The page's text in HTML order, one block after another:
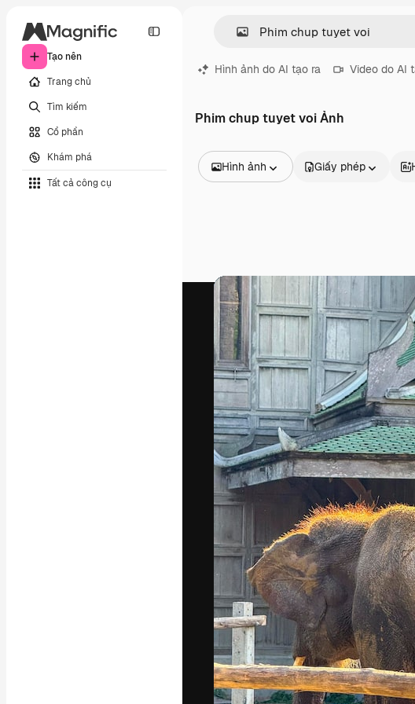
Tạo nên
Trang chủ
Tìm kiếm
Cổ phần
Khám phá
Tất cả công cụ
Hình ảnh do AI tạo ra Video do AI
Phim chup tuyet voi Ảnh
Hình ảnh
Video
Đoạn video
Đồ họa chuyển động
Mẫu video.
Biểu tượng
Mô hình 3D
Phông chữ
Giấy phép
Nền tảng sáng tạo giúp
tác phẩm xuất sắc nhất.
đăng ký đến từ các nhà
nghiệp, agency và studio.
Tiếng Việt